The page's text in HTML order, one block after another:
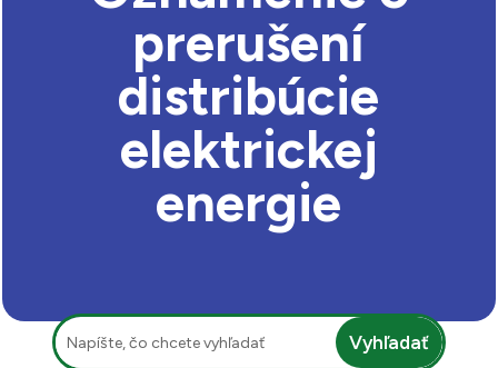
prerušení
distribúcie
elektrickej
energie
Hľadať: